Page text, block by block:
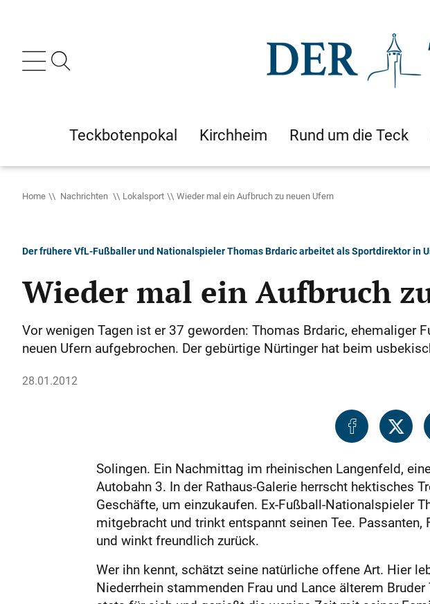
Teckbotenpokal Kirchheim Rund um die Teck
Home Nachrichten Lokalsport Wieder mal ein Aufbruch zu neuen Ufern
Der frühere VfL-Fußballer und Nationalspieler Thomas Brdaric arbeitet als Sportdirektor in
Wieder mal ein Aufbruch
Vor wenigen Tagen ist er 37 geworden: Thomas Brdaric,
neuen Ufern aufgebrochen. Der gebürtige Nürtinger hat beim
28.01.2012
Solingen. Ein Nachmittag im rheinischen Langenfeld,
Autobahn 3. In der Rathaus-Galerie herrscht hektisches
Geschäfte, um einzukaufen. Ex-Fußball-Nationalspieler
mitgebracht und trinkt entspannt seinen Tee.
und winkt freundlich zurück.
Wer ihn kennt, schätzt seine natürliche offene Art. Hier
Niederrhein stammenden Frau und Lance älterem